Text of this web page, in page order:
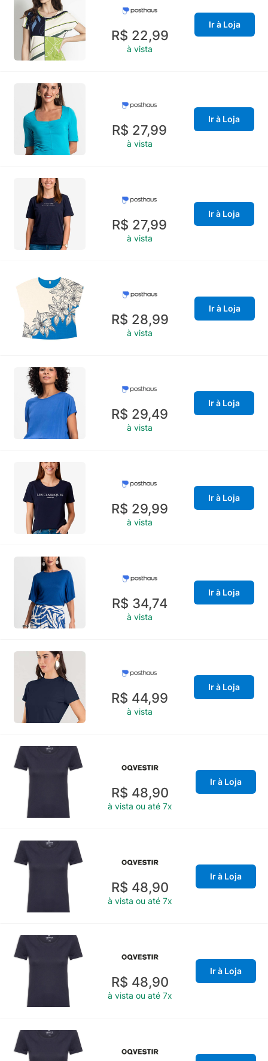
R$ 22,99
à vista
Ir à Loja
R$ 27,99
à vista
Ir à Loja
R$ 27,99
à vista
Ir à Loja
R$ 28,99
à vista
Ir à Loja
R$ 29,49
à vista
Ir à Loja
R$ 29,99
à vista
Ir à Loja
R$ 34,74
à vista
Ir à Loja
R$ 44,99
à vista
Ir à Loja
R$ 48,90
à vista ou até 7x
Ir à Loja
R$ 48,90
à vista ou até 7x
Ir à Loja
R$ 48,90
à vista ou até 7x
Ir à Loja